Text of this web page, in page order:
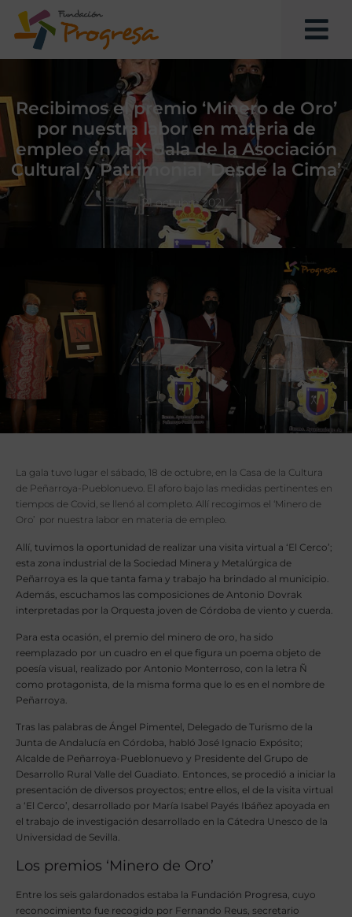
Recibimos el premio ‘Minero de Oro’
por nuestra labor en materia de
empleo en la X Gala de la Asociación
Cultural y Patrimonial ‘Desde la Cima’
21 octubre 2021
La gala tuvo lugar el sábado, 18 de octubre, en la Casa de la Cultura
de Peñarroya-Pueblonuevo. El aforo bajo las medidas pertinentes en
tiempos de Covid, se llenó al completo. Allí recogimos el ‘Minero de
Oro’ por nuestra labor en materia de empleo.
Allí, tuvimos la oportunidad de realizar una visita virtual a ‘El Cerco’;
esta zona industrial de la Sociedad Minera y Metalúrgica de
Peñarroya es la que tanta fama y trabajo ha brindado al municipio.
Además, escuchamos las composiciones de Antonio Dovrak
interpretadas por la Orquesta joven de Córdoba de viento y cuerda.
Para esta ocasión, el premio del minero de oro, ha sido
reemplazado por un cuadro en el que figura un poema objeto de
poesía visual, realizado por Antonio Monterroso, con la letra Ñ
como protagonista, de la misma forma que lo es en el nombre de
Peñarroya.
Tras las palabras de Ángel Pimentel, Delegado de Turismo de la
Junta de Andalucía en Córdoba, habló José Ignacio Expósito;
Alcalde de Peñarroya-Pueblonuevo y Presidente del Grupo de
Desarrollo Rural Valle del Guadiato. Entonces, se procedió a iniciar la
presentación de diversos proyectos; entre ellos, el de la visita virtual
a ‘El Cerco’, desarrollado por María Isabel Payés Ibáñez apoyada en
el trabajo de investigación desarrollado en la Cátedra Unesco de la
Universidad de Sevilla.
Los premios ‘Minero de Oro’
Entre los seis galardonados estaba la Fundación Progresa , cuyo
reconocimiento fue recogido por Fernando Reus, secretario